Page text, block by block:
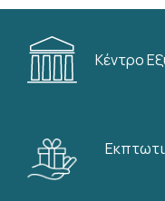
Κέντρο